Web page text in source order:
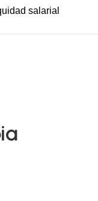
salarial